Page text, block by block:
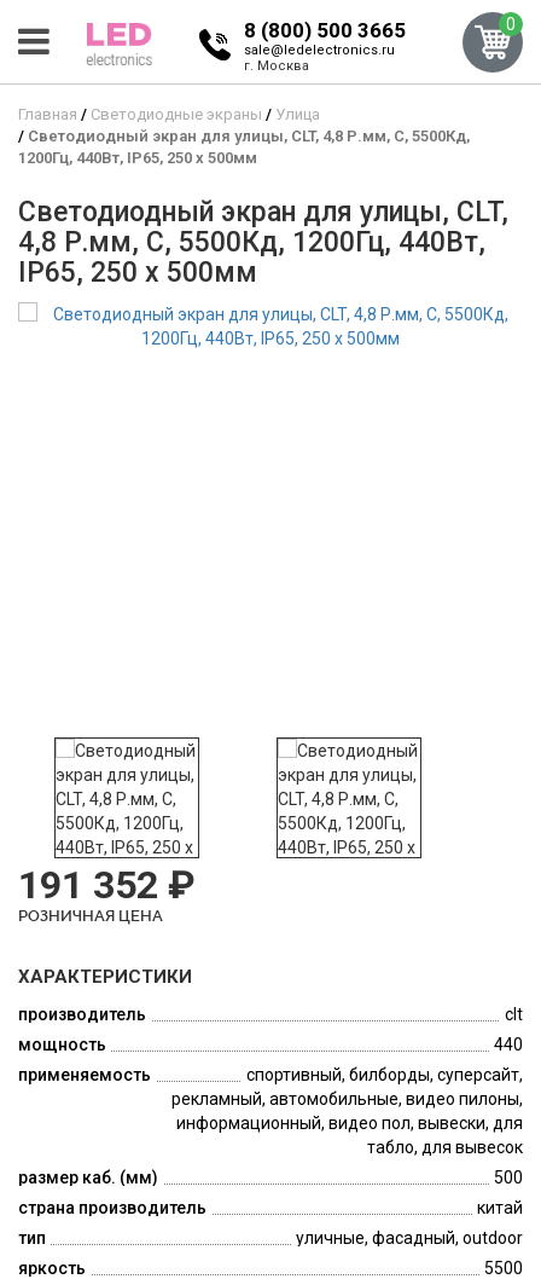
8 (800) 500 3665
sale@ledelectronics.ru
г. Москва
0
Главная Светодиодные экраны
Улица
Светодиодный экран для улицы, CLT, 4,8 Р.мм, С, 5500Кд,
1200Гц, 440Вт, IP65, 250 x 500мм
Светодиодный экран для улицы, CLT,
4,8 Р.мм, С, 5500Кд, 1200Гц, 440Вт,
IP65, 250 x 500мм
191 352 ₽
РОЗНИЧНАЯ ЦЕНА
ХАРАКТЕРИСТИКИ
производитель
clt
мощность
440
применяемость
спортивный, билборды, суперсайт,
рекламный, автомобильные, видео пилоны,
информационный, видео пол, вывески, для
табло, для вывесок
размер каб. (мм)
500
страна производитель
китай
тип
уличные, фасадный, outdoor
яркость
5500